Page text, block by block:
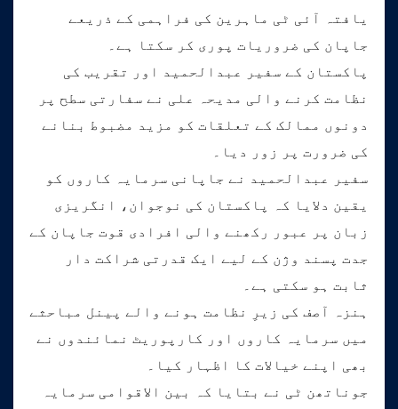
یافتہ آئی ٹی ماہرین کی فراہمی کے ذریعے
جاپان کی ضروریات پوری کر سکتا ہے۔
پاکستان کے سفیر عبدالحمید اور تقریب کی
نظامت کرنے والی مدیحہ علی نے سفارتی سطح پر
دونوں ممالک کے تعلقات کو مزید مضبوط بنانے
کی ضرورت پر زور دیا۔
سفیر عبدالحمید نے جاپانی سرمایہ کاروں کو
یقین دلایا کہ پاکستان کی نوجوان، انگریزی
زبان پر عبور رکھنے والی افرادی قوت جاپان کے
جدت پسند وژن کے لیے ایک قدرتی شراکت دار
ثابت ہو سکتی ہے۔
ہنزہ آصف کی زیرِ نظامت ہونے والے پینل مباحثے
میں سرمایہ کاروں اور کارپوریٹ نمائندوں نے
بھی اپنے خیالات کا اظہار کیا۔
جوناتھن ٹی نے بتایا کہ بین الاقوامی سرمایہ